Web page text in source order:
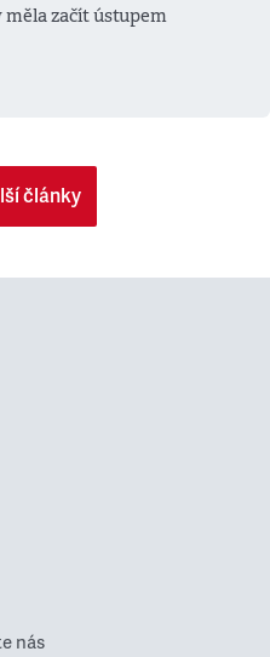
začít ústupem
články
nás